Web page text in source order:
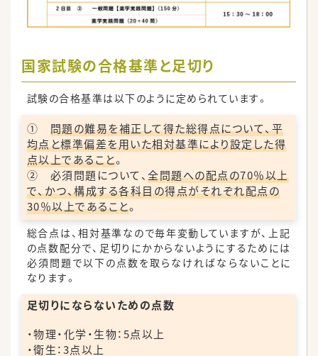
国家試験の合格基準と足切り
試験の合格基準は以下のように定められています。
① 問題の難易を補正して得た総得点について、平
均点と標準偏差を用いた相対基準により設定した得
点以上であること。
② 必須問題について、全問題への配点の70％以上
で、かつ、構成する各科目の得点がそれぞれ配点の
30％以上であること。
総合点は、相対基準なので毎年変動していますが、上記
の点数配分で、足切りにかからないようにするためには
必須問題で以下の点数を取らなければならないことに
なります。
足切りにならないための点数
・物理・化学・生物：5点以上
・衛生：3点以上